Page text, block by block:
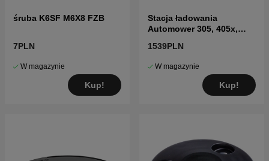
śruba K6SF M6X8 FZB
7PLN
W magazynie
Kup!
Stacja ładowania
Automower 305, 405x,
1539PLN
W magazynie
Kup!